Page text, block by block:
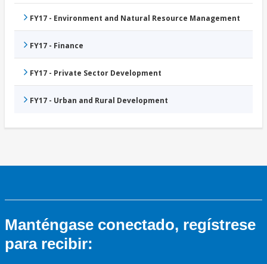
FY17 - Environment and Natural Resource Management
FY17 - Finance
FY17 - Private Sector Development
FY17 - Urban and Rural Development
Manténgase conectado, regístrese
para recibir: